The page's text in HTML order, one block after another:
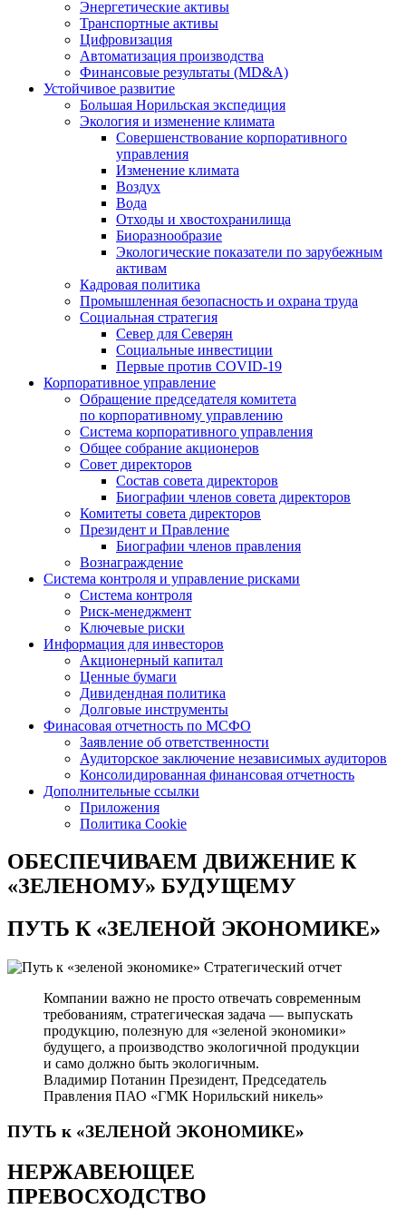
Энергетические активы
Транспортные активы
Цифровизация
Автоматизация производства
Финансовые результаты (MD&A)
Устойчивое развитие
Большая Норильская экспедиция
Экология и изменение климата
Совершенствование корпоративного
управления
Изменение климата
Воздух
Вода
Отходы и хвостохранилища
Биоразнообразие
Экологические показатели по зарубежным
активам
Кадровая политика
Промышленная безопасность и охрана труда
Социальная стратегия
Север для Северян
Социальные инвестиции
Первые против COVID‑19
Корпоративное управление
Обращение председателя комитета
по корпоративному управлению
Система корпоративного управления
Общее собрание акционеров
Совет директоров
Состав совета директоров
Биографии членов совета директоров
Комитеты совета директоров
Президент и Правление
Биографии членов правления
Вознаграждение
Система контроля и управление рисками
Система контроля
Риск-менеджмент
Ключевые риски
Информация для инвесторов
Акционерный капитал
Ценные бумаги
Дивидендная политика
Долговые инструменты
Финасовая отчетность по МСФО
Заявление об ответственности
Аудиторское заключение независимых аудиторов
Консолидированная финансовая отчетность
Дополнительные ссылки
Приложения
Политика Cookie
ОБЕСПЕЧИВАЕМ ДВИЖЕНИЕ К
«ЗЕЛЕНОМУ» БУДУЩЕМУ
ПУТЬ К«ЗЕЛЕНОЙ ЭКОНОМИКЕ»
Стратегический отчет
Компании важно не просто отвечать современным
требованиям, стратегическая задача — выпускать
продукцию, полезную для «зеленой экономики»
будущего, а производство экологичной продукции
и само должно быть экологичным.
Владимир Потанин Президент, Председатель
Правления ПАО «ГМК Норильский никель»
ПУТЬ к «ЗЕЛЕНОЙ ЭКОНОМИКЕ»
НЕРЖАВЕЮЩЕЕ
ПРЕВОСХОДСТВО